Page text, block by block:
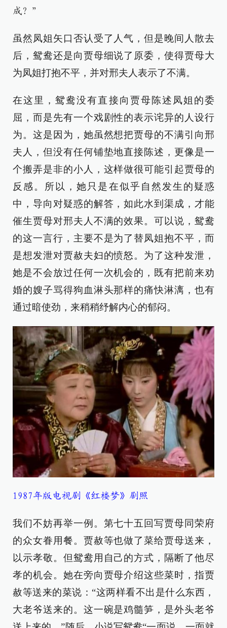
成？”
虽然凤姐矢口否认受了人气，但是晚间人散去
后，鸳鸯还是向贾母细说了原委，使得贾母大
为凤姐打抱不平，并对邢夫人表示了不满。
在这里，鸳鸯没有直接向贾母陈述凤姐的委
屈，而是先有一个戏剧性的表示诧异的人设行
为。这是因为，她虽然想把贾母的不满引向邢
夫人，但没有任何铺垫地直接陈述，更像是一
个搬弄是非的小人，这样做很可能引起贾母的
反感。所以，她只是在似乎自然发生的疑惑
中，导向对疑惑的解答，如此水到渠成，才能
催生贾母对邢夫人不满的效果。可以说，鸳鸯
的这一言行，主要不是为了替凤姐抱不平，而
是想发泄对贾赦夫妇的愤怒。为了这种发泄，
她是不会放过任何一次机会的，既有把前来劝
婚的嫂子骂得狗血淋头那样的痛快淋漓，也有
通过暗使劲，来稍稍纾解内心的郁闷。
1987年版电视剧《红楼梦》剧照
我们不妨再举一例。第七十五回写贾母同荣府
的众女眷用餐。贾赦等也做了菜给贾母送来，
以示孝敬。但鸳鸯用自己的方式，隔断了他尽
孝的机会。她在旁向贾母介绍这些菜时，指贾
赦等送来的菜说：“这两样看不出是什么东西，
大老爷送来的。这一碗是鸡髓笋，是外头老爷